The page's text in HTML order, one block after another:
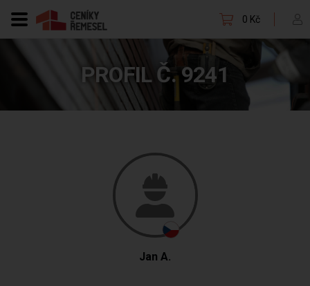
0 Kč
PROFIL Č. 9241
Jan A.